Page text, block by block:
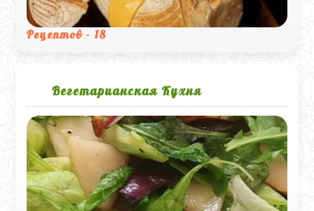
Рецептов - 18
Вегетарианская Кухня